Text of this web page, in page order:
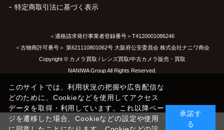
特定商取引法に基づく表示
＜適格請求発行事業者登録番号＞T4120001086246
＜古物商許可番号＞ 第621110801062号 大阪府公安委員会 株式会社ナニワ商会
Copyright © カメラ買取 / レンズ買取/中古カメラ販売・買取
NANIWA Group All Rights Reserved.
このサイトでは、利用状況の把握や広告配信な
どのために、Cookieなどを使用してアクセス
データを取得・利用しています。これ以降ペー
ジを遷移した場合、Cookieなどの設定や使用
承諾す
る